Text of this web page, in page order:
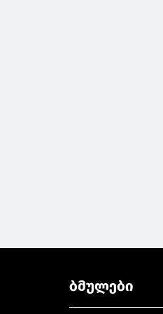
ბმულები